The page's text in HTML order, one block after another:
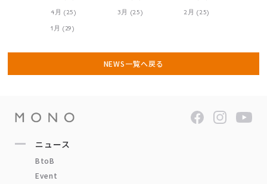
4月 (25)
3月 (25)
2月 (25)
1月 (29)
NEWS一覧へ戻る
ニュース
BtoB
Event